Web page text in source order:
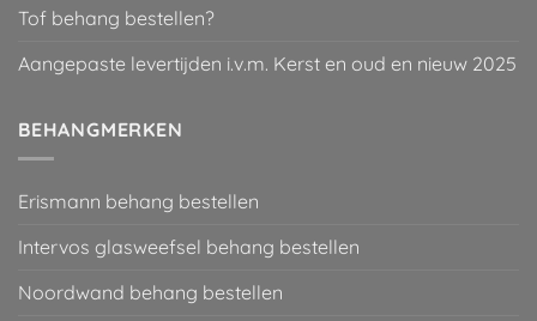
Tof behang bestellen?
Aangepaste levertijden i.v.m. Kerst en oud en nieuw 2025
BEHANGMERKEN
Erismann behang bestellen
Intervos glasweefsel behang bestellen
Noordwand behang bestellen